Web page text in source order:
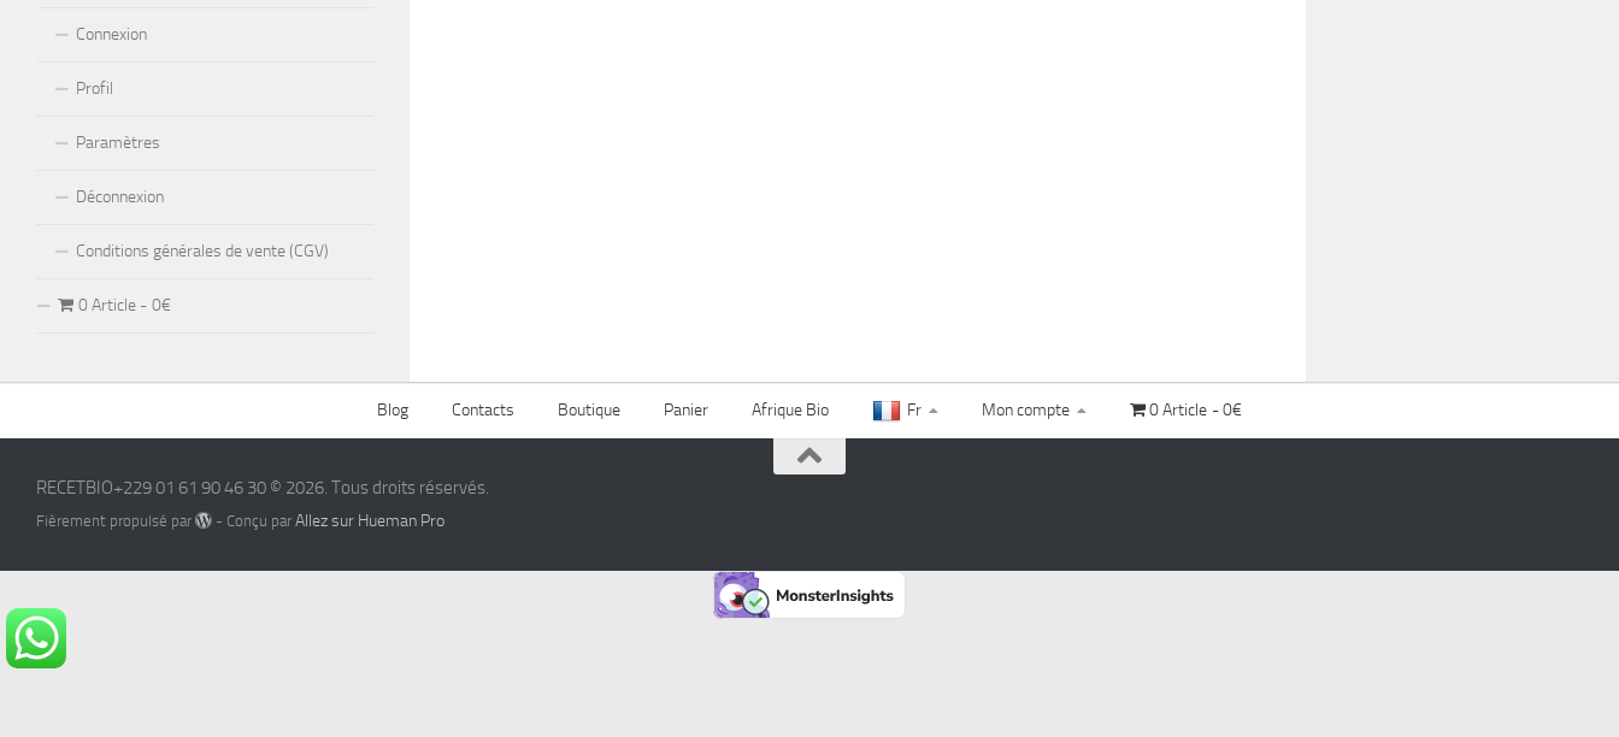
Connexion
Profil
Paramètres
Déconnexion
Conditions générales de vente (CGV)
0 Article 0€
Blog Contacts Boutique Panier Afrique Bio Fr Mon compte 0 Article 0€
RECETBIO+229 01 61 90 46 30 © 2026. Tous droits réservés.
Fièrement propulsé par - Conçu par Allez sur Hueman Pro